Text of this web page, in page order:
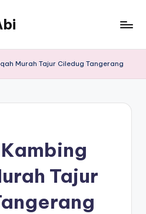
Murah Tajur Ciledug Tangerang
Tajur